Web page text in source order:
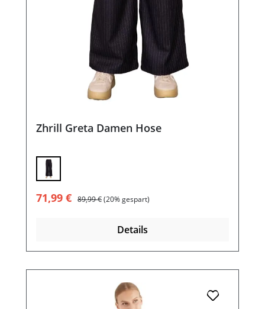
Zhrill Greta Damen Hose
Verkaufspreis:
71,99 € Regulärer Preis:
89,99 €(20% gespart)
Details